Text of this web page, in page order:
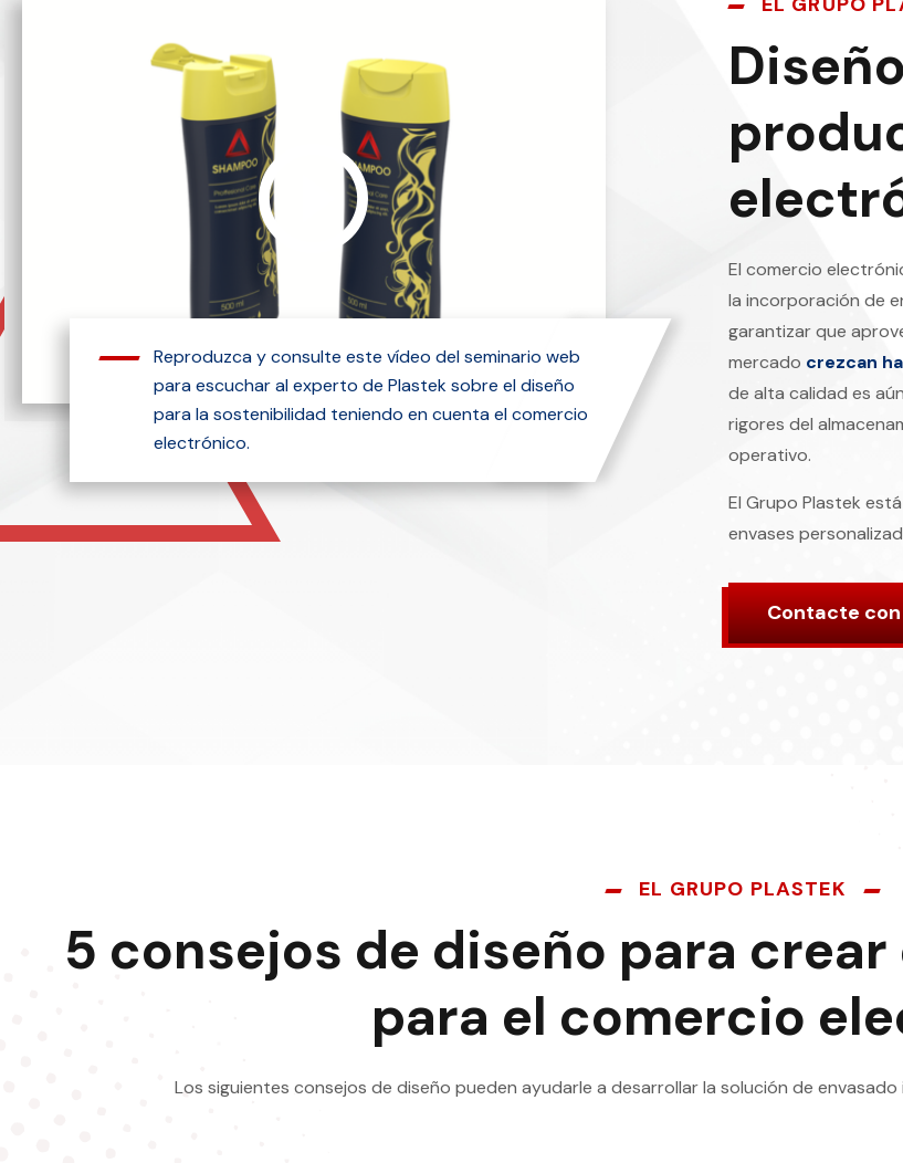
Reproduzca y consulte este vídeo del seminario web
para escuchar al experto de Plastek sobre el diseño
para la sostenibilidad teniendo en cuenta el comercio
electrónico.
El comercio
la incorporación de
garantizar que
mercado crezcan
de alta calidad es
rigores del
operativo.
El Grupo Plastek
envases
Contacte
EL GRUPO PLASTEK
5 consejos de diseño para
para el comercio
Los siguientes consejos de diseño pueden ayudarle a desarrollar la solución de